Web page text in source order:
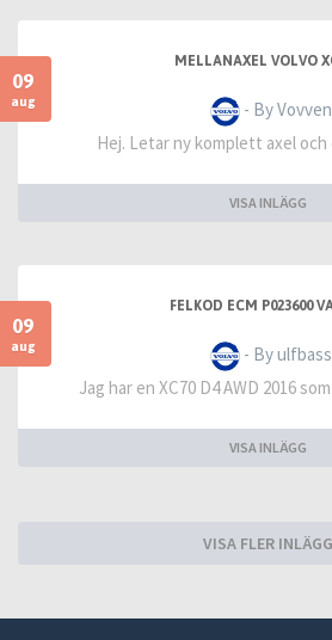
09
aug
MELLANAXEL VOLVO
- By
Hej. Letar ny komplett axel
VISA INLÄGG
09
aug
FELKOD ECM P023600
- By
Jag har en XC70 D4 AWD 2016
VISA INLÄGG
VISA FLER INLÄGG